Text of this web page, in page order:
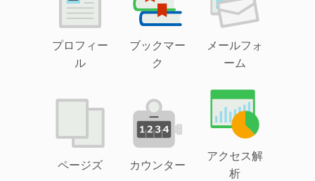
プロフィー
ル
ブックマー
ク
メールフォ
ーム
ページズ カウンター
アクセス解
析